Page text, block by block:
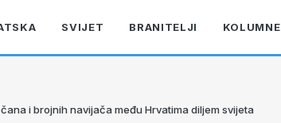
SVIJET BRANITELJI KOLUMNE
i brojnih navijača među Hrvatima diljem svijeta